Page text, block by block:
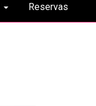
Reservas